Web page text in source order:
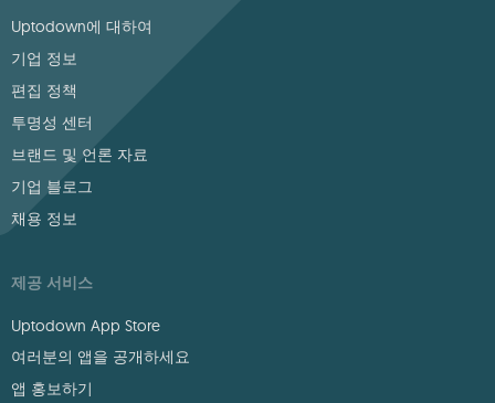
Uptodown에 대하여
기업 정보
편집 정책
투명성 센터
브랜드 및 언론 자료
기업 블로그
채용 정보
제공 서비스
Uptodown App Store
여러분의 앱을 공개하세요
앱 홍보하기